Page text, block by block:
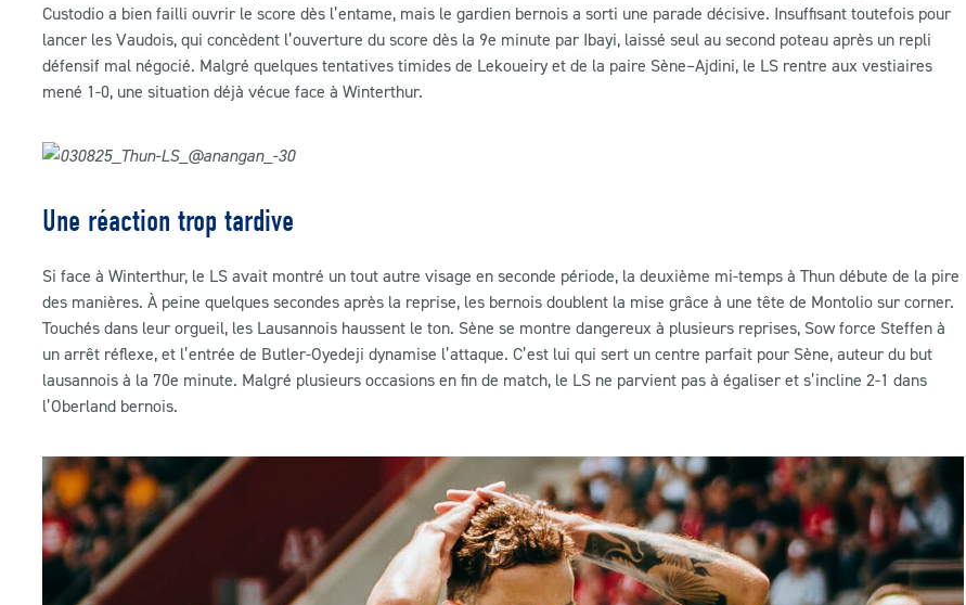
Custodio a bien failli ouvrir le score dès l’entame, mais le gardien bernois a sorti une parade décisive. Insuffisant toutefois pour
lancer les Vaudois, qui concèdent l’ouverture du score dès la 9e minute par Ibayi, laissé seul au second poteau après un repli
défensif mal négocié. Malgré quelques tentatives timides de Lekoueiry et de la paire Sène–Ajdini, le LS rentre aux vestiaires
mené 1-0, une situation déjà vécue face à Winterthur.
Une réaction trop tardive
Si face à Winterthur, le LS avait montré un tout autre visage en seconde période, la deuxième mi-temps à Thun débute de la pire
des manières. À peine quelques secondes après la reprise, les bernois doublent la mise grâce à une tête de Montolio sur corner.
Touchés dans leur orgueil, les Lausannois haussent le ton. Sène se montre dangereux à plusieurs reprises, Sow force Steffen à
un arrêt réflexe, et l’entrée de Butler-Oyedeji dynamise l’attaque. C’est lui qui sert un centre parfait pour Sène, auteur du but
lausannois à la 70e minute. Malgré plusieurs occasions en fin de match, le LS ne parvient pas à égaliser et s’incline 2-1 dans
l’Oberland bernois.